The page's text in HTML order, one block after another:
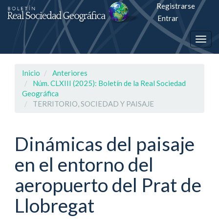
Salto
rápiso
a
página
Navegación
principal
Contenido
principal
Barra
lateral
Registrarse
Entrar
Inicio
Anteriores
Núm. CLXIII (2025): Boletín de la Real Sociedad
Geográfica
TERRITORIO, SOCIEDAD Y PAISAJE
Dinámicas del paisaje
en el entorno del
aeropuerto del Prat de
Llobregat